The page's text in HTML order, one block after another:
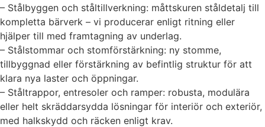
– Stålbyggen och ståltillverkning: måttskuren ståldetalj till
kompletta bärverk – vi producerar enligt ritning eller
hjälper till med framtagning av underlag.
– Stålstommar och stomförstärkning: ny stomme,
tillbyggnad eller förstärkning av befintlig struktur för att
klara nya laster och öppningar.
– Ståltrappor, entresoler och ramper: robusta, modulära
eller helt skräddarsydda lösningar för interiör och exteriör,
med halkskydd och räcken enligt krav.